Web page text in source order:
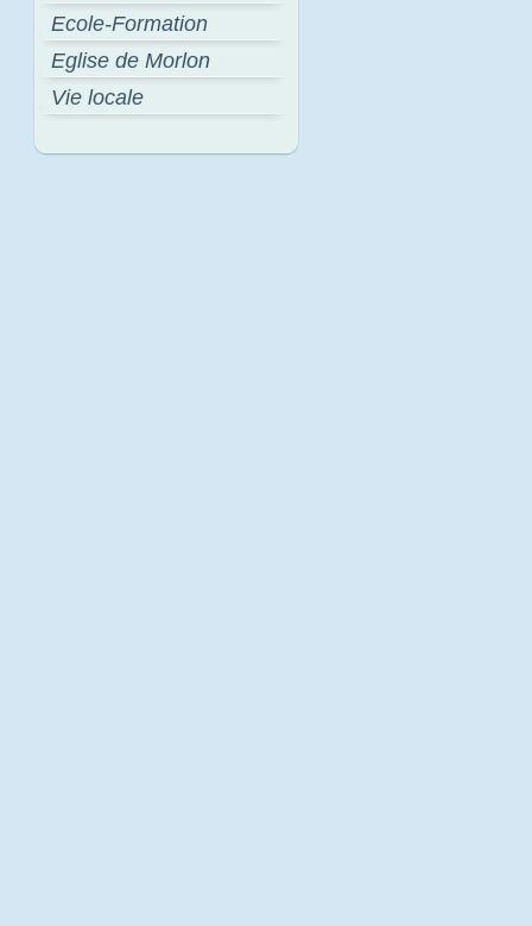
Ecole-Formation
Eglise de Morlon
Vie locale